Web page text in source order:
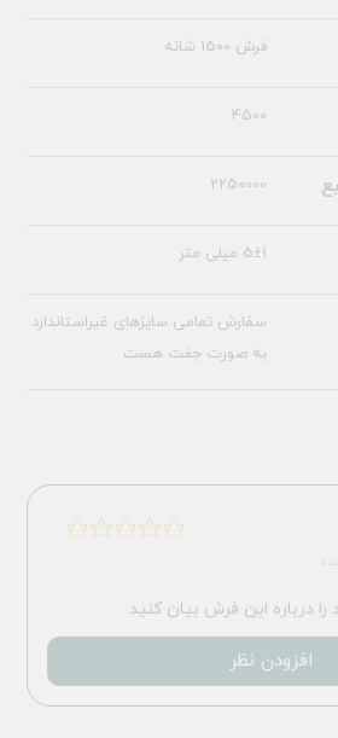
فرش 1500 شانه
4500
2250000
5±1 میلی متر
سفارش تمامی سایزهای غیراستاندارد
به صورت جفت هست
را درباره این فرش بیان کنید
افزودن نظر